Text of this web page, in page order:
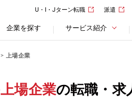
U・I・Jターン転職 派遣
企業を探す サービス紹介
上場企業
場企業の転職・求